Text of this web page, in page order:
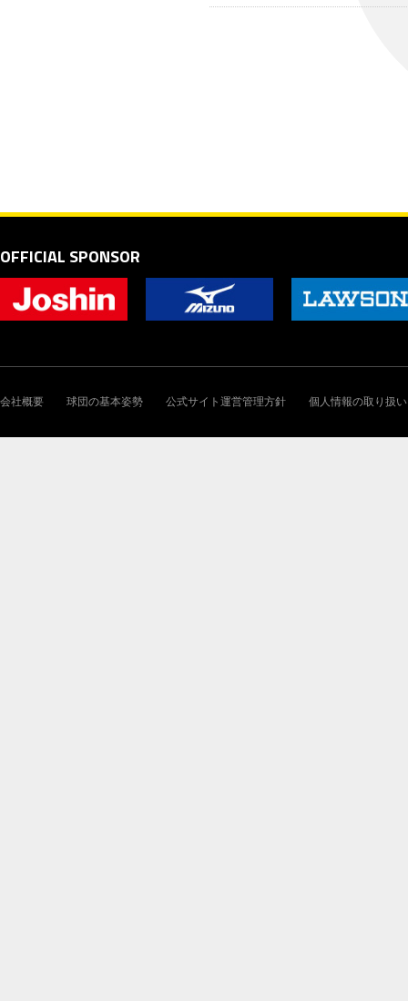
OFFICIAL SPONSOR
会社概要 球団の基本姿勢 公式サイト運営管理方針 個人情報の取り扱い